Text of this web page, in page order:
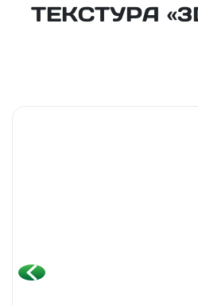
ТЕКСТУРА